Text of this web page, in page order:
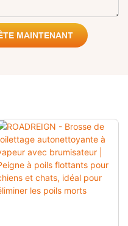
MAINTENANT